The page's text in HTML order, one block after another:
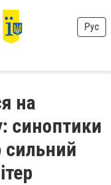
Рус
на
синоптики